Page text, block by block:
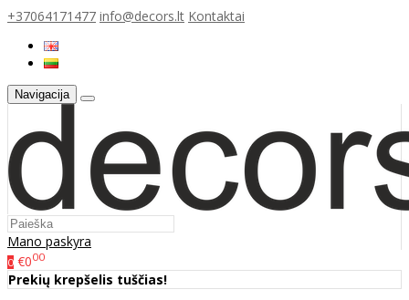
+37064171477 info@decors.lt Kontaktai
Navigacija
Mano paskyra
0 €000
Prekių krepšelis tuščias!